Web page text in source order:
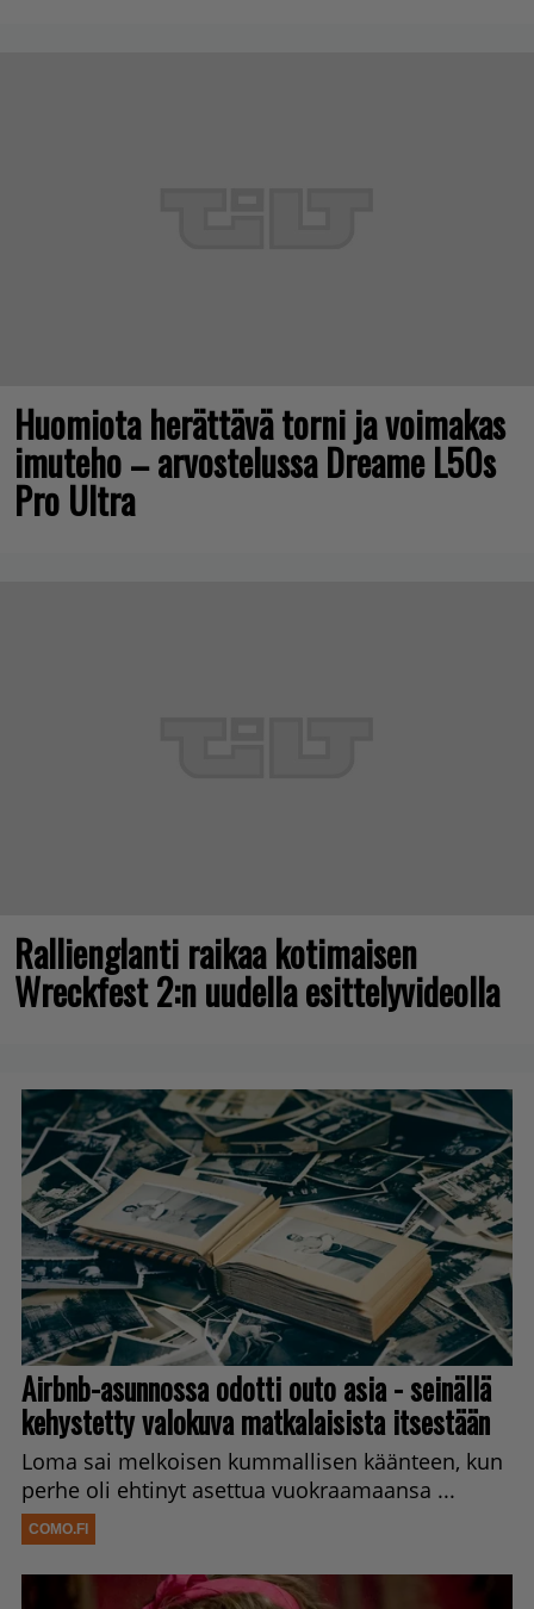
Huomiota herättävä torni ja voimakas
imuteho – arvostelussa Dreame L50s
Pro Ultra
Rallienglanti raikaa kotimaisen
Wreckfest 2:n uudella esittelyvideolla